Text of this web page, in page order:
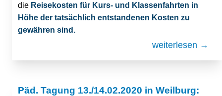
die Reisekosten für Kurs- und Klassenfahrten in
Höhe der tatsächlich entstandenen Kosten zu
gewähren sind.
weiterlesen →
Päd. Tagung 13./14.02.2020 in Weilburg: